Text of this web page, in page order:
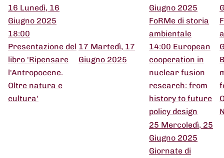
16 Lunedì, 16
Giugno 2025
18:00
Presentazione del
libro 'Ripensare
l'Antropocene.
Oltre natura e
cultura'
17 Martedì, 17
Giugno 2025
Giugno 2025
FoRMe di storia
ambientale
14:00 European
cooperation in
nuclear fusion
research: from
history to future
policy design
25 Mercoledì, 25
Giugno 2025
Giornate di